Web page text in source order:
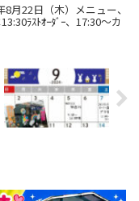
月22日（木）メニュー、
ﾗｽﾄｵｰﾀﾞｰ、17:30～カ